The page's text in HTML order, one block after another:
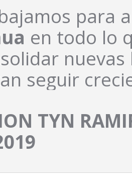
para
en todo lo
seguir
TYN